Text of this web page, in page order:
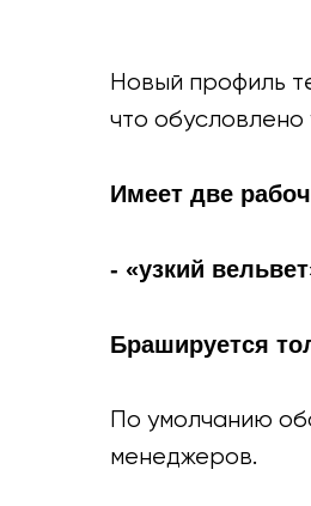
Новый профиль
что
Имеет две
- «узкий
Брашируется
По умолчанию
менеджеров.